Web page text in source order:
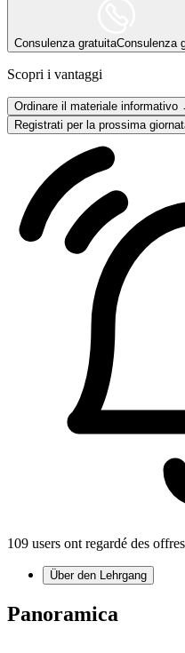
Consulenza gratuitaConsulenza
Scopri i vantaggi
Ordinare il materiale informativo
Registrati per la prossima
109 users ont regardé des
Über den Lehrgang
Panoramica